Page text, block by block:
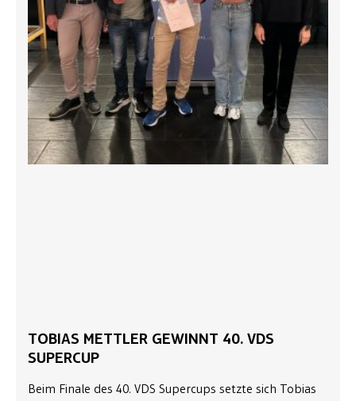
TOBIAS METTLER GEWINNT 40. VDS
SUPERCUP
Beim Finale des 40. VDS Supercups setzte sich Tobias